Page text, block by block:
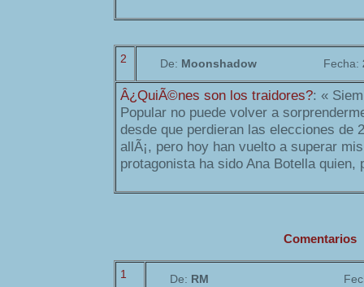
2 De: Moonshadow Fecha:
Â¿QuiÃ©nes son los traidores?: «
Popular no puede volver a
desde que perdieran las elecciones de
allÃ¡, pero hoy han vuelto a superar
protagonista ha sido Ana Botella quien,
Comentarios
1 De: RM